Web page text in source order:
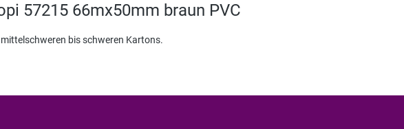
57215 66mx50mm braun PVC
bis schweren Kartons.